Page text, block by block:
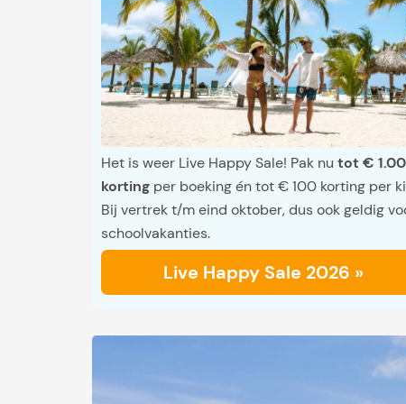
Het is weer Live Happy Sale! Pak nu tot €
korting per boeking én tot € 100 korting per
Bij vertrek t/m eind oktober, dus ook geldig
schoolvakanties.
Live Happy Sale 2026 »